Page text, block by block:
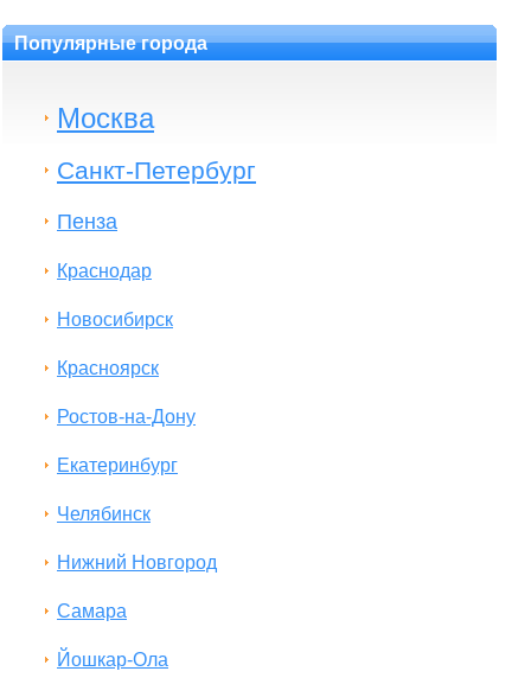
Популярные города
Москва
Санкт-Петербург
Пенза
Краснодар
Новосибирск
Красноярск
Ростов-на-Дону
Екатеринбург
Челябинск
Нижний Новгород
Самара
Йошкар-Ола